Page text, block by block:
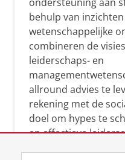
behulp van
wetenschappelijke
combineren de
leiderschaps- en
allround advies te
rekening met de
doel om hypes te
en effectieve